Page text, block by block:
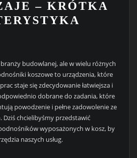
– KRÓTKA
budowlanej, ale w wielu różnych
koszowe to urządzenia, które
staje się zdecydowanie łatwiejsza i
dobrane do zadania, które
powodzenie i pełne zadowolenie ze
Dziś chcielibyśmy przedstawić
wyposażonych w kosz, by
naszych usług.